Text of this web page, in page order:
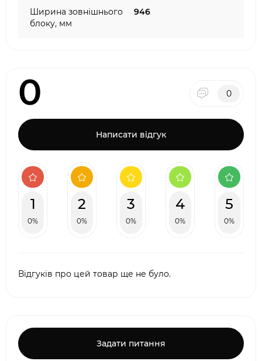
Ширина зовнішнього
блоку, мм
946
0 0
Написати відгук
1
0%
2
0%
3
0%
4
0%
5
0%
Відгуків про цей товар ще не було.
Задати питання